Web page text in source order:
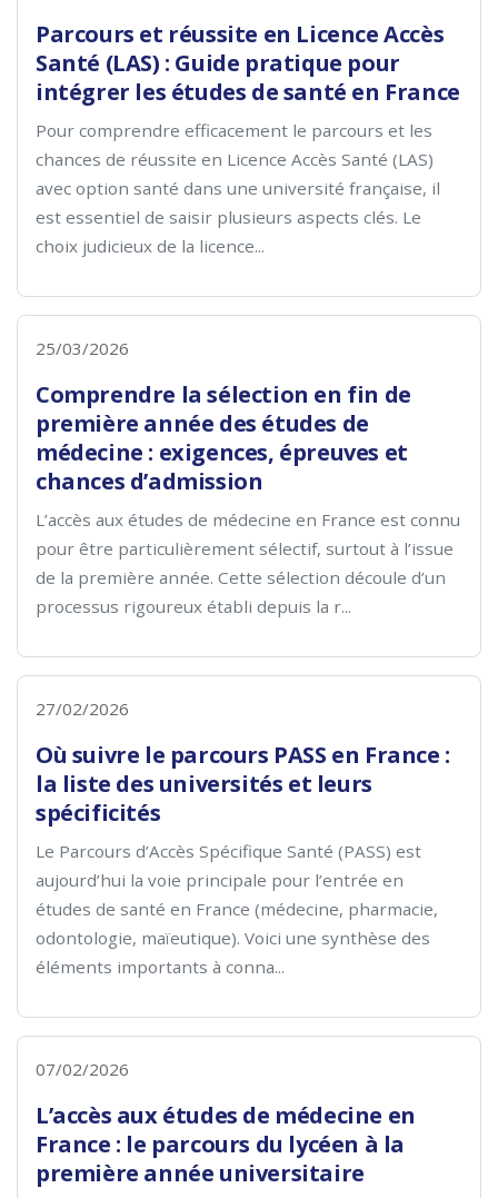
Parcours et réussite en Licence Accès
Santé (LAS) : Guide pratique pour
intégrer les études de santé en France
Pour comprendre efficacement le parcours et les
chances de réussite en Licence Accès Santé (LAS)
avec option santé dans une université française, il
est essentiel de saisir plusieurs aspects clés. Le
choix judicieux de la licence...
25/03/2026
Comprendre la sélection en fin de
première année des études de
médecine : exigences, épreuves et
chances d’admission
L’accès aux études de médecine en France est connu
pour être particulièrement sélectif, surtout à l’issue
de la première année. Cette sélection découle d’un
processus rigoureux établi depuis la r...
27/02/2026
Où suivre le parcours PASS en France :
la liste des universités et leurs
spécificités
Le Parcours d’Accès Spécifique Santé (PASS) est
aujourd’hui la voie principale pour l’entrée en
études de santé en France (médecine, pharmacie,
odontologie, maïeutique). Voici une synthèse des
éléments importants à conna...
07/02/2026
L’accès aux études de médecine en
France : le parcours du lycéen à la
première année universitaire